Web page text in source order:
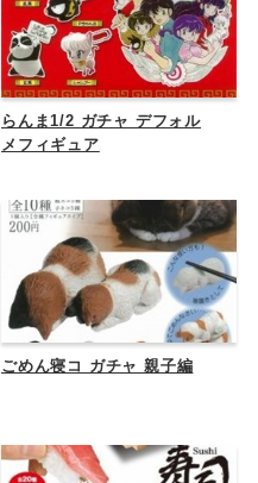
らんま1/2 ガチャ デフォル
メフィギュア
ごめん寝コ ガチャ 親子編